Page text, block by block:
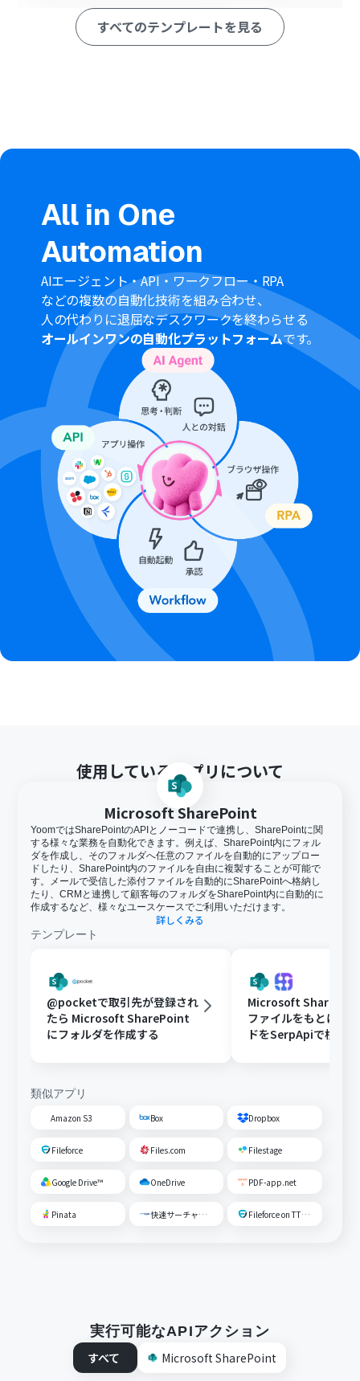
■このワークフローのカスタムポイント
フォームトリガーで作成する入力項目は、取得したいサー
ビス名や対象年月など、ご利用の環境に合わせて任意で設
のみご利用いただける機能となっております。フリープラ
ン・ミニプラン・チームプランの場合は設定しているフロ
ーボットのオペレーションはエラーとなりますので、ご注
意ください。
サクセスプランなどの有料プランは、2週間の無料トライ
アルを行うことが可能です。無料トライアル中には制限対
象のアプリやブラウザを操作するオペレーションを使用
することができます。
なお、このフローはご利用されているクラウドサービス
によっては実現できない可能性もあるため、ご了承くださ
い。
Microsoft365（旧Office365）には、家庭向けプランと一
般法人向けプラン（Microsoft365 Business）があり、一
般法人向けプランに加入していない場合には認証に失敗
する可能性があります。
すべてのテンプレートを見る
All in One
Automation
AIエージェント・API・ワークフロー・RPA
などの複数の自動化技術を組み合わせ、
人の代わりに退屈なデスクワークを終わらせる
オールインワンの自動化プラットフォームです。
使用しているアプリについて
Microsoft SharePoint
YoomではSharePointのAPIとノーコードで連携し、SharePointに関
する様々な業務を自動化できます。例えば、SharePoint内にフォル
ダを作成し、そのフォルダへ任意のファイルを自動的にアップロー
ドしたり、SharePoint内のファイルを自由に複製することが可能で
す。メールで受信した添付ファイルを自動的にSharePointへ格納し
たり、CRMと連携して顧客毎のフォルダをSharePoint内に自動的に
作成するなど、様々なユースケースでご利用いただけます。
詳しくみる
テンプレート
@pocketで取引先が登録され
たら Microsoft SharePoint
にフォルダを作成する
Microsoft
ファイルをもとに、
ドをSerpApiで検索
類似アプリ
Amazon S3 Box Dropbox
Fileforce Files.com Filestage
Google Drive™ OneDrive PDF-app.net
Pinata 快速サーチャーGX Fileforce on TTS Cloud
実行可能なAPIアクション
すべて
Microsoft SharePoint